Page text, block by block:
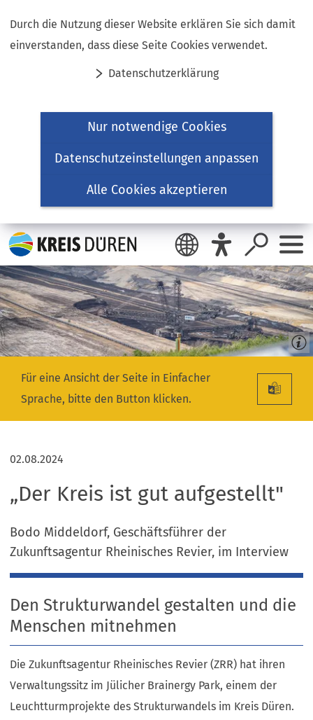
Durch die Nutzung dieser Website erklären Sie sich damit
einverstanden, dass diese Seite Cookies verwendet.
Datenschutzerklärung
Nur notwendige Cookies
Datenschutzeinstellungen anpassen
Alle Cookies akzeptieren
Inhalt anspringen
Für eine Ansicht der Seite in Einfacher
Sprache, bitte den Button klicken.
02.08.2024
„Der Kreis ist gut aufgestellt"
Bodo Middeldorf, Geschäftsführer der
Zukunftsagentur Rheinisches Revier, im Interview
Den Strukturwandel gestalten und die
Menschen mitnehmen
Die Zukunftsagentur Rheinisches Revier (ZRR) hat ihren
Verwaltungssitz im Jülicher Brainergy Park, einem der
Leuchtturmprojekte des Strukturwandels im Kreis Düren.